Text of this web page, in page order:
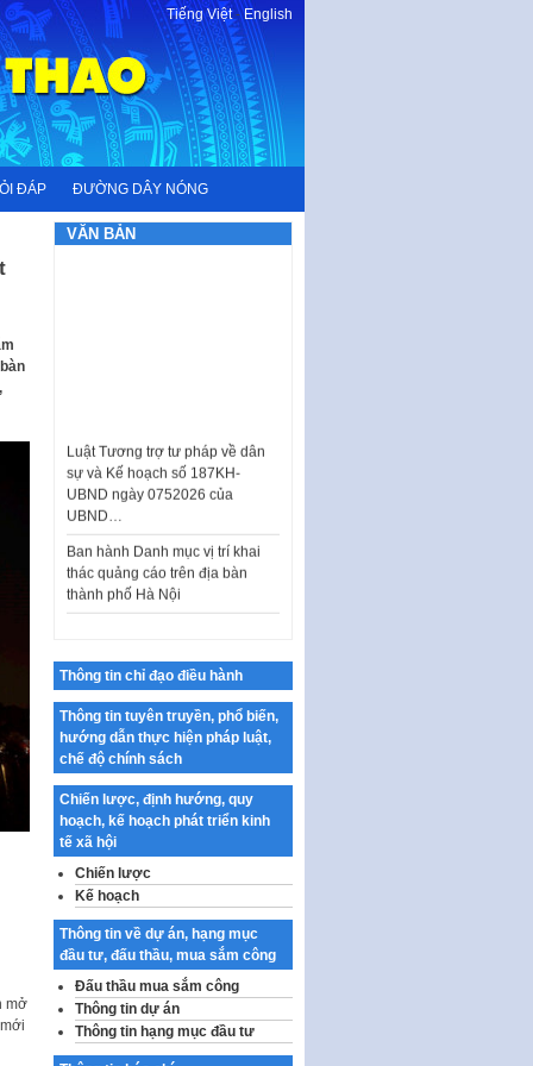
Tiếng Việt-English
ĐÁP ĐƯỜNG DÂY NÓNG
mở
VĂN BẢN
sự và Kế hoạch số 187KH-
UBND ngày 0752026 của
UBND…
Ban hành Danh mục vị trí khai
thác quảng cáo trên địa bàn
thành phố Hà Nội
Kế hoạch Tổ chức Cuộc thi
chính luận về bảo vệ nền tảng tư
Công bố công khai dự toán kinh
thiện thể chế, chính…
Quy định về nghiên cứu, ứng
dụng khoa học, công nghệ, đổi
mới sáng tạo và chuyển…
Quy định chi tiết và hướng dẫn
thi hành một số điều của Luật Lý
lịch tư…
Sửa đổi, bổ sung một số nội
dung tại Nghị quyết số 30/NQ-
CP ngày 24 tháng 02…
Ban hành Chương trình hành
động của Chính phủ thực hiện
Nghị quyết số 02-NQ/TW ngày
17…
Thông tin chỉ đạo điều hành
Thông tin tuyên truyền, phổ biến,
hướng dẫn thực hiện pháp luật,
chế độ chính sách
Chiến lược, định hướng, quy
hoạch, kế hoạch phát triển kinh
tế xã hội
Chiến lược
Kế hoạch
Thông tin về dự án, hạng mục
đầu tư, đấu thầu, mua sắm công
Đấu thầu mua sắm công
Thông tin dự án
Thông tin hạng mục đầu tư